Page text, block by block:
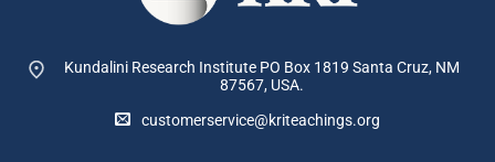
Kundalini Research Institute PO Box 1819 Santa Cruz, NM
87567, USA.
customerservice@kriteachings.org